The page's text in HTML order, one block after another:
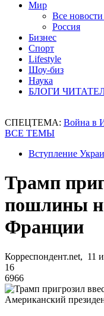
Мир
Все новости
Россия
Бизнес
Спорт
Lifestyle
Шоу-биз
Наука
БЛОГИ
СПЕЦТЕМА: Война в
ВСЕ ТЕМЫ
Вступление
Трамп
пошлины
Франции
Корреспондент.net, 11
16
6966
Американский